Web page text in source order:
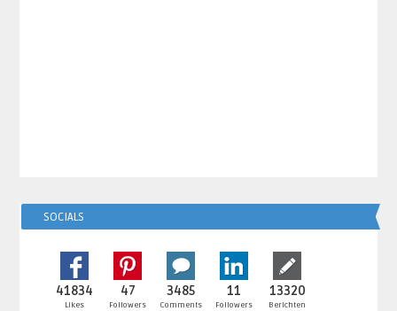
SOCIALS
41834
Likes
47
Followers
3485
Comments
11
Followers
13320
Berichten